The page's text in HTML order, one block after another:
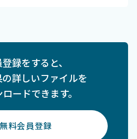
録をすると、
詳しいファイルを
ードできます。
無料会員登録